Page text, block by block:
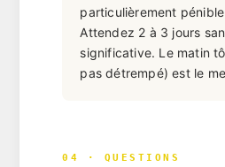
particulièrement
Attendez 2 à 3 jours
significative. Le matin
pas détrempé) est le
04 · QUESTIONS